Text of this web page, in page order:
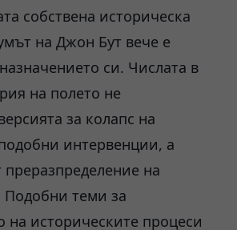
собствена историческа
на Джон Бут вече е
си. Числата в
на полето не
за колапс на
интервенции, а
преразпределение на
Подобни теми за
на историческите процеси